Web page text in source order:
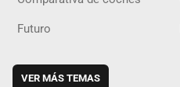
Futuro
VER MÁS TEMAS